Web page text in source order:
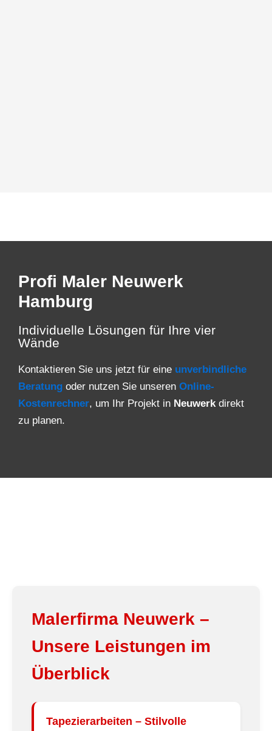
Profi Maler Neuwerk
Hamburg
Individuelle Lösungen für Ihre vier
Wände
Kontaktieren Sie uns jetzt für eine unverbindliche
Beratung oder nutzen Sie unseren Online-
Kostenrechner, um Ihr Projekt in Neuwerkdirekt
zu planen.
Malerfirma Neuwerk –
Unsere Leistungen im
Überblick
Tapezierarbeiten – Stilvolle